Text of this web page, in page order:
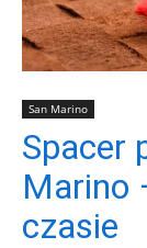
San Marino
Spacer
Marino
czasie